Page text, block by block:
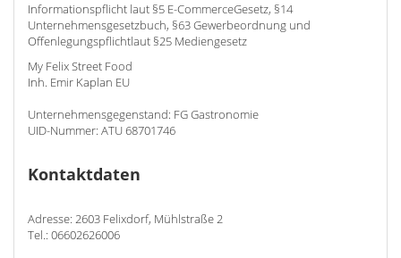
Informationspflicht laut §5 E-CommerceGesetz, §14
Unternehmensgesetzbuch, §63 Gewerbeordnung und
Offenlegungspflichtlaut §25 Mediengesetz
My Felix Street Food
Inh. Emir Kaplan EU
Unternehmensgegenstand: FG Gastronomie
UID-Nummer: ATU 68701746
Kontaktdaten
Adresse: 2603 Felixdorf, Mühlstraße 2
Tel.: 06602626006